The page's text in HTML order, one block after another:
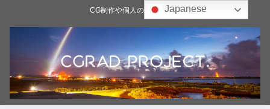
CG制作や個人の雑記ブログJapanese